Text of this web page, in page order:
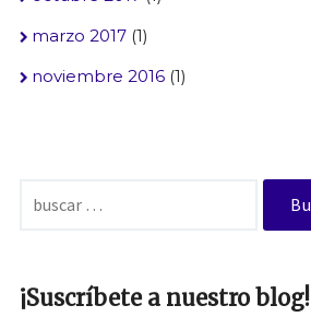
marzo 2017(1)
noviembre 2016(1)
¡Suscríbete a nuestro blog!